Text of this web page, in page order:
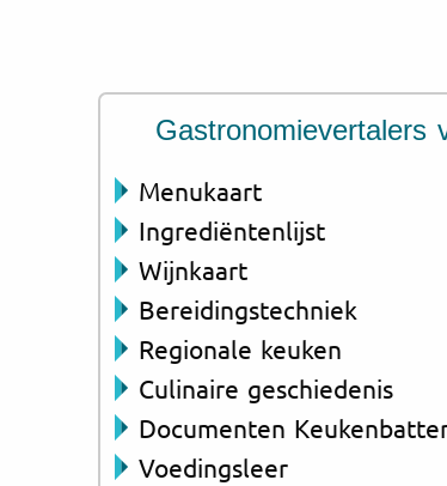
Gastronomievertalers
Menukaart
Ingrediëntenlijst
Wijnkaart
Bereidingstechniek
Regionale keuken
Culinaire geschiedenis
Documenten
Voedingsleer